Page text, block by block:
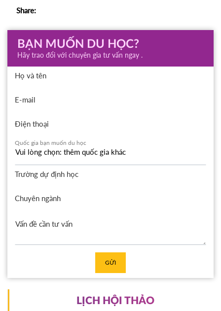
Share:
BẠN MUỐN DU HỌC?
Hãy trao đổi với chuyên gia tư vấn ngay .
Họ và tên
E-mail
Điện thoại
Quốc gia bạn muốn du học
Trường dự định học
Chuyên ngành
GỬI
LỊCH HỘI THẢO